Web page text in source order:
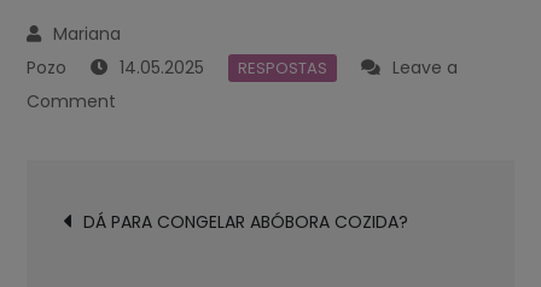
14.05.2025 RESPOSTAS
Leave a
Comment
PODE
Navegación
deDÁ PARA CONGELAR ABÓBORA COZIDA?